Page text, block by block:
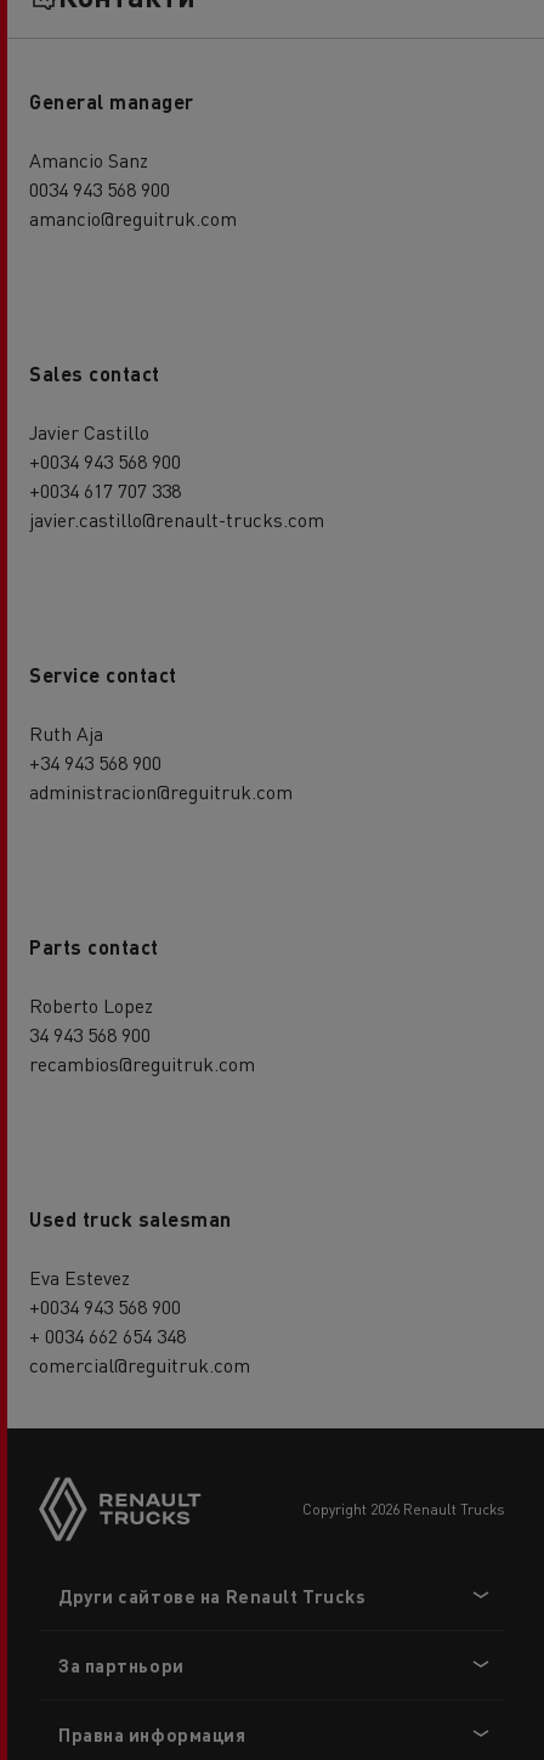
General manager
Amancio Sanz
0034 943 568 900
amancio@reguitruk.com
Sales contact
Javier Castillo
+0034 943 568 900
+0034 617 707 338
javier.castillo@renault-trucks.com
Service contact
Ruth Aja
+34 943 568 900
administracion@reguitruk.com
Parts contact
Roberto Lopez
34 943 568 900
recambios@reguitruk.com
Used truck salesman
Eva Estevez
+0034 943 568 900
+ 0034 662 654 348
comercial@reguitruk.com
copyright 2026 Renault Trucks
menu
Други сайтове на Renault Trucks
За партньори
Правна информация